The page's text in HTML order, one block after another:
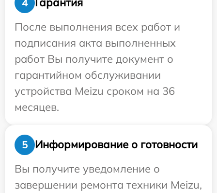
4
После выполнения всех работ и
подписания акта выполненных
работ Вы получите документ о
гарантийном обслуживании
устройства Meizu сроком на 36
месяцев.
5
Информирование о готовности
Вы получите уведомление о
завершении ремонта техники Meizu,